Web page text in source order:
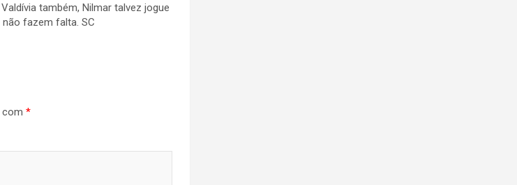
também, Nilmar talvez jogue
não fazem falta. SC
*